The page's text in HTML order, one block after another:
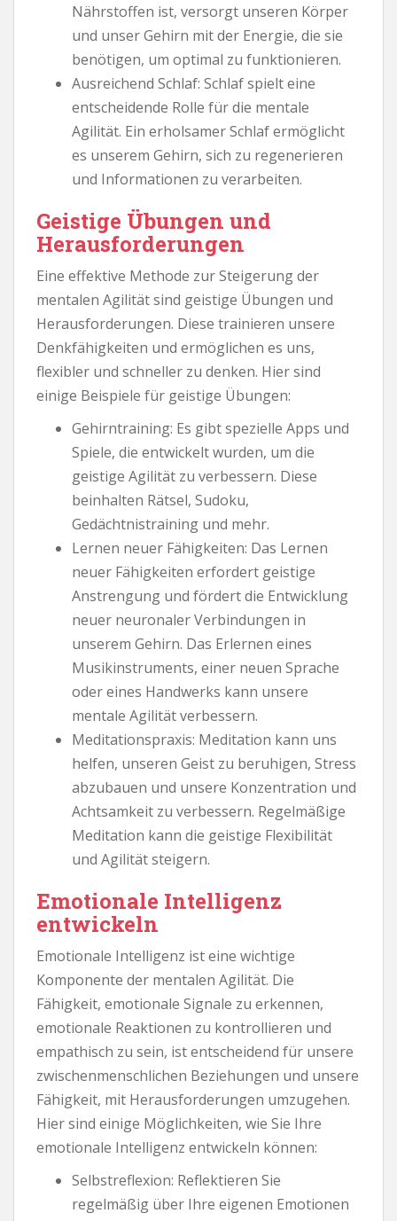
Nährstoffen ist, versorgt unseren Körper
und unser Gehirn mit der Energie, die sie
benötigen, um optimal zu funktionieren.
Ausreichend Schlaf: Schlaf spielt eine
entscheidende Rolle für die mentale
Agilität. Ein erholsamer Schlaf ermöglicht
es unserem Gehirn, sich zu regenerieren
und Informationen zu verarbeiten.
Geistige Übungen und
Herausforderungen
Eine effektive Methode zur Steigerung der
mentalen Agilität sind geistige Übungen und
Herausforderungen. Diese trainieren unsere
Denkfähigkeiten und ermöglichen es uns,
flexibler und schneller zu denken. Hier sind
einige Beispiele für geistige Übungen:
Gehirntraining: Es gibt spezielle Apps und
Spiele, die entwickelt wurden, um die
geistige Agilität zu verbessern. Diese
beinhalten Rätsel, Sudoku,
Gedächtnistraining und mehr.
Lernen neuer Fähigkeiten: Das Lernen
neuer Fähigkeiten erfordert geistige
Anstrengung und fördert die Entwicklung
neuer neuronaler Verbindungen in
unserem Gehirn. Das Erlernen eines
Musikinstruments, einer neuen Sprache
oder eines Handwerks kann unsere
mentale Agilität verbessern.
Meditationspraxis: Meditation kann uns
helfen, unseren Geist zu beruhigen, Stress
abzubauen und unsere Konzentration und
Achtsamkeit zu verbessern. Regelmäßige
Meditation kann die geistige Flexibilität
und Agilität steigern.
Emotionale Intelligenz
entwickeln
Emotionale Intelligenz ist eine wichtige
Komponente der mentalen Agilität. Die
Fähigkeit, emotionale Signale zu erkennen,
emotionale Reaktionen zu kontrollieren und
empathisch zu sein, ist entscheidend für unsere
zwischenmenschlichen Beziehungen und unsere
Fähigkeit, mit Herausforderungen umzugehen.
Hier sind einige Möglichkeiten, wie Sie Ihre
emotionale Intelligenz entwickeln können:
Selbstreflexion: Reflektieren Sie
regelmäßig über Ihre eigenen Emotionen